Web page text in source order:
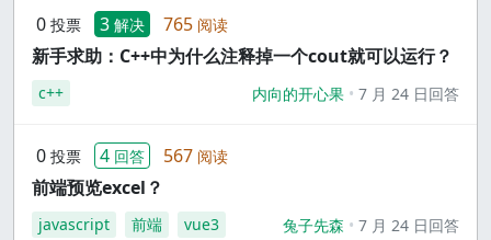
0 投票 3 解决 765 阅读
新手求助：C++中为什么注释掉一个cout就可以运行？
c++ 内向的开心果 7 月 24 日回答
0 投票 4 回答 567 阅读
前端预览excel？
javascript 前端 vue3 兔子先森 7 月 24 日回答